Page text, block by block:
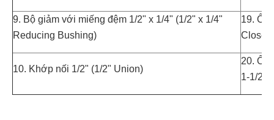
9. Bộ giảm với miếng đệm 1/2" x 1/4" (1/2" x 1/4"
Reducing Bushing)
19.
Close
10. Khớp nối 1/2" (1/2" Union)
20.
1-1/2"